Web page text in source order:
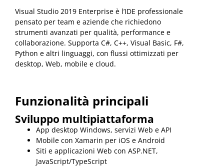
Visual Studio 2019 Enterprise è l’IDE professionale
pensato per team e aziende che richiedono
strumenti avanzati per qualità, performance e
collaborazione. Supporta C#, C++, Visual Basic, F#,
Python e altri linguaggi, con flussi ottimizzati per
desktop, Web, mobile e cloud.
Funzionalità principali
Sviluppo multipiattaforma
App desktop Windows, servizi Web e API
Mobile con Xamarin per iOS e Android
Siti e applicazioni Web con ASP.NET,
JavaScript/TypeScript